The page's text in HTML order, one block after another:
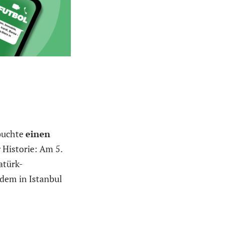
einen
Historie: Am 5.
in Istanbul